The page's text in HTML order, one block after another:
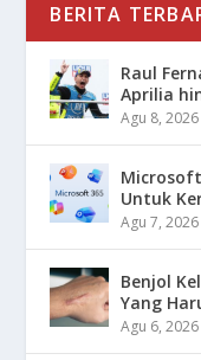
BERITA
Raul
Aprilia
Agu 8, 2026
Untuk
Agu 7, 2026
Benjol
Yang
Agu 6, 2026